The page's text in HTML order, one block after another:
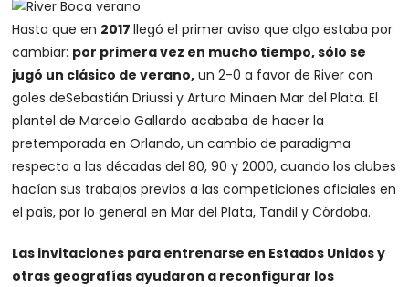
Hasta que en 2017llegó el primer aviso que algo estaba por
cambiar: por primera vez en mucho tiempo, sólo se
jugó un clásico de verano, un 2-0 a favor de River con
goles deSebastián Driussi y Arturo Minaen Mar del Plata. El
plantel de Marcelo Gallardo acababa de hacer la
pretemporada en Orlando, un cambio de paradigma
respecto a las décadas del 80, 90 y 2000, cuando los clubes
hacían sus trabajos previos a las competiciones oficiales en
el país, por lo general en Mar del Plata, Tandil y Córdoba.
Las invitaciones para entrenarse en Estados Unidos y
otras geografías ayudaron a reconfigurar los